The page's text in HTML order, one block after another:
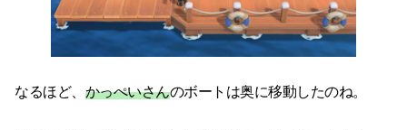
なるほど、 かっぺいさんのボートは奥に移動したのね。